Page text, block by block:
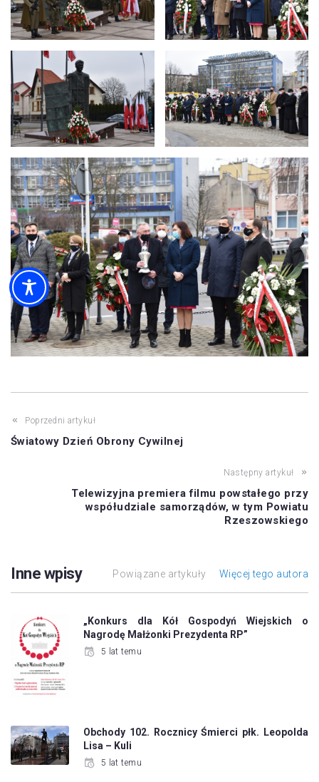
Poprzedni artykuł
Światowy Dzień Obrony Cywilnej
Następny artykuł
Telewizyjna premiera filmu powstałego przy
współudziale samorządów, w tym Powiatu
Rzeszowskiego
Inne wpisy Powiązane artykuły Więcej tego autora
„Konkurs dla Kół Gospodyń Wiejskich o
Nagrodę Małżonki Prezydenta RP”
5 lat temu
Obchody 102. Rocznicy Śmierci płk. Leopolda
Lisa – Kuli
5 lat temu